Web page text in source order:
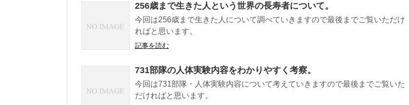
256歳まで生きた人という世界の長寿者について。
今回は256歳まで生きた人について調べていきますので最後までご覧いただけ
ればと思います。
記事を読む
731部隊の人体実験内容をわかりやすく考察。
今回は731部隊・人体実験内容について考えていきますので最後までご覧いた
だければと思います。